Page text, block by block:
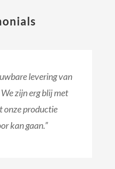
levering van
zijn erg blij met
onze productie
kan gaan.”